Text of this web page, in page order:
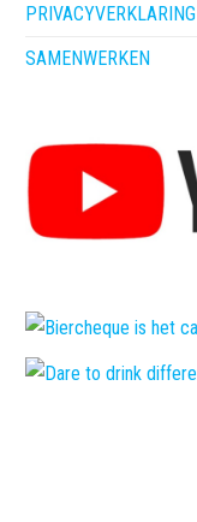
PRIVACYVERKLARING
SAMENWERKEN